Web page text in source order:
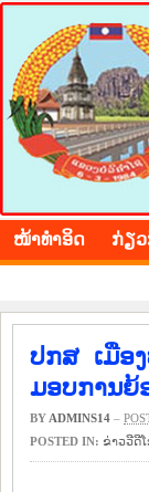
ໜ້າ​ທຳ​ອິດ ກ່ຽ
ປກສ ເມືອ
ມອບການຍ້
BY ADMINS14 –
POSTED IN: ຂ່າວ​ວີ​ດີ​ໂ